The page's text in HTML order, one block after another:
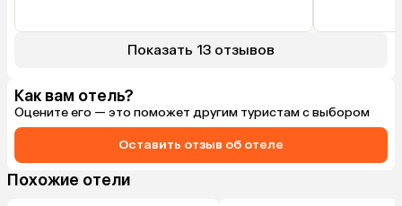
Показать 13 отзывов
Как вам отель?
Оцените его — это поможет другим туристам с выбором
Оставить отзыв об отеле
Похожие отели